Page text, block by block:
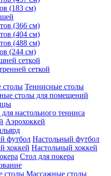
(183 см)
(366 см)
(404 см)
(488 см)
(244 см)
сеткой
сеткой
Теннисные столы
столы для помещений
настольного тенниса
Аэрохоккей
Настольный футбол
Настольный хоккей
Стол для покера
Массажные столы